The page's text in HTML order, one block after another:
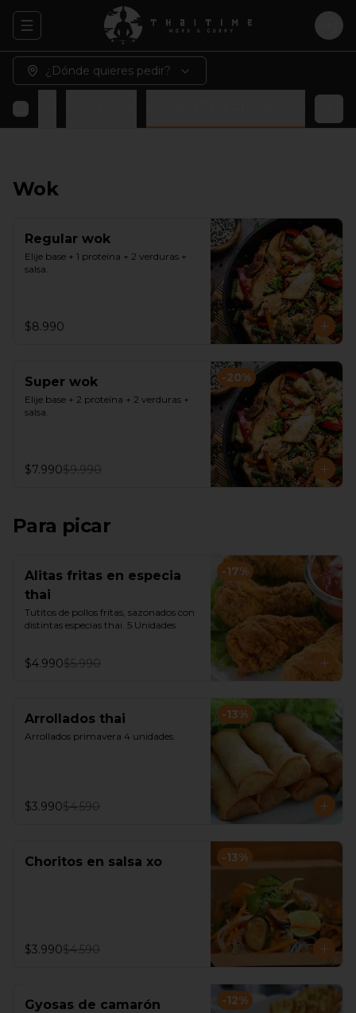
Abrir menu de navegación
¿Dónde quieres pedir?
Wok
Regular wok
Elije base + 1 proteína + 2 verduras +
salsa.
$8.990
-20%
Super wok
Elije base + 2 proteína + 2 verduras +
salsa.
$7.990$9.990
Para picar
-17%
Alitas fritas en especia
thai
Tutitos de pollos fritas, sazonados con
distintas especias thai. 5 Unidades
$4.990$5.990
-13%
Arrollados thai
Arrollados primavera 4 unidades.
$3.990$4.590
-13%
Choritos en salsa xo
$3.990$4.590
-12%
Gyosas de camarón